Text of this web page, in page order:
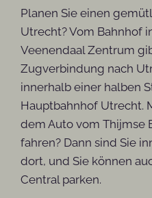
Planen Sie einen
Utrecht? Vom Bahnhof
Veenendaal Zentrum
Zugverbindung nach
innerhalb einer halben
Hauptbahnhof Utrecht.
dem Auto vom Thijmse
fahren? Dann sind Sie
dort, und Sie können
Central parken.